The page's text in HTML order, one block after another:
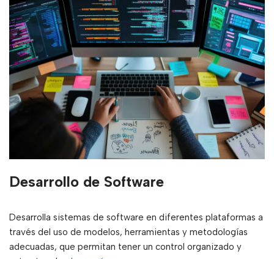
Desarrollo de Software
Desarrolla sistemas de software en diferentes plataformas a
través del uso de modelos, herramientas y metodologías
adecuadas, que permitan tener un control organizado y